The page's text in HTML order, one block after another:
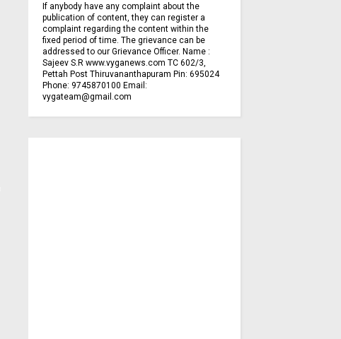
If anybody have any complaint about the
publication of content, they can register a
complaint regarding the content within the
fixed period of time. The grievance can be
addressed to our Grievance Officer. Name :
Sajeev S.R www.vyganews.com TC 602/3,
Pettah Post Thiruvananthapuram Pin: 695024
Phone: 9745870100 Email:
vygateam@gmail.com